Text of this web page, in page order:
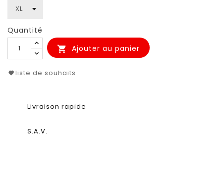
Quantité
 Ajouter au panier
liste de souhaits
Livraison rapide
S.A.V.